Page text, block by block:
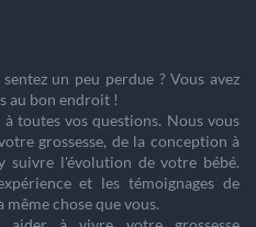
un peu perdue ? Vous avez
au bon endroit !
toutes vos questions. Nous vous
grossesse, de la conception à
suivre l'évolution de votre bébé.
et les témoignages de
chose que vous.